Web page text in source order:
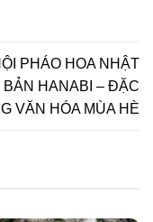
PHÁO HOA NHẬT
BẢN HANABI – ĐẶC
VĂN HÓA MÙA HÈ